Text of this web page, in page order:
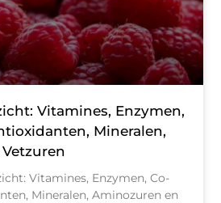
Vitamines, Enzymen,
Mineralen,
Vitamines, Enzymen, Co-
Mineralen, Aminozuren en